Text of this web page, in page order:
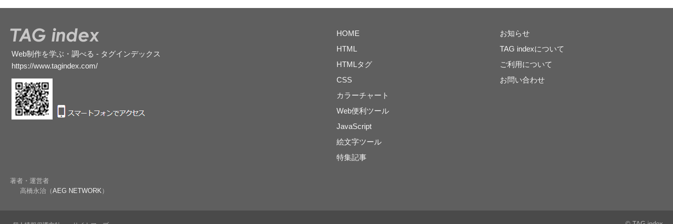
HOME
HTML
HTMLタグ
CSS
カラーチャート
Web便利ツール
JavaScript
絵文字ツール
特集記事
お知らせ
TAG indexについて
ご利用について
お問い合わせ
Web制作を学ぶ・調べる - タグインデックス
https://www.tagindex.com/
著者・運営者
高橋永治（AEG NETWORK）